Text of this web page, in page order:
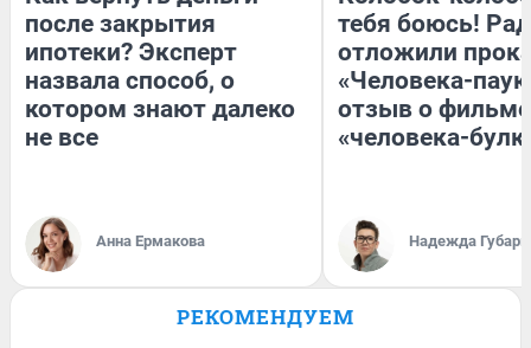
после закрытия
ипотеки? Эксперт
назвала способ, о
котором знают далеко
не все
Анна Ермакова
тебя боюсь!
отложили
«Человека-
отзыв о
«человека-
Надежда Губарь
РЕКОМЕНДУЕМ